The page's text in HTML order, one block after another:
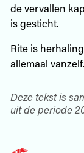
de vervallen
is gesticht.
Rite is
allemaal vanzelf.
Deze tekst is
uit de periode